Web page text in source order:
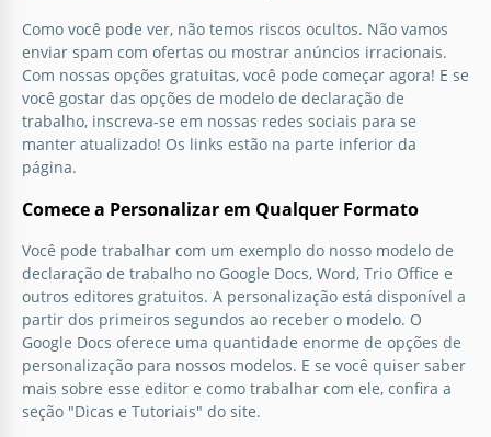
Como você pode ver, não temos riscos ocultos. Não vamos
enviar spam com ofertas ou mostrar anúncios irracionais.
Com nossas opções gratuitas, você pode começar agora! E se
você gostar das opções de modelo de declaração de
trabalho, inscreva-se em nossas redes sociais para se
manter atualizado! Os links estão na parte inferior da
página.
Comece a Personalizar em Qualquer Formato
Você pode trabalhar com um exemplo do nosso modelo de
declaração de trabalho no Google Docs, Word, Trio Office e
outros editores gratuitos. A personalização está disponível a
partir dos primeiros segundos ao receber o modelo. O
Google Docs oferece uma quantidade enorme de opções de
personalização para nossos modelos. E se você quiser saber
mais sobre esse editor e como trabalhar com ele, confira a
seção "Dicas e Tutoriais" do site.